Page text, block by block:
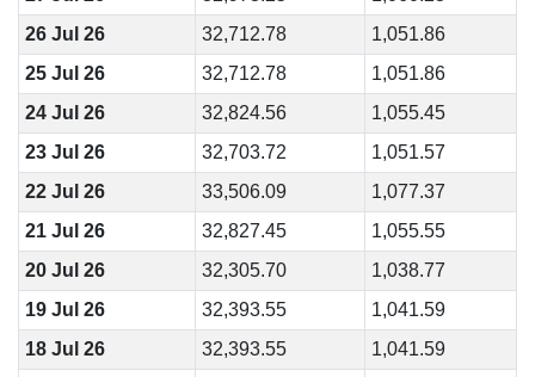
26 Jul 26
32,712.78
1,051.86
25 Jul 26
32,712.78
1,051.86
24 Jul 26
32,824.56
1,055.45
23 Jul 26
32,703.72
1,051.57
22 Jul 26
33,506.09
1,077.37
21 Jul 26
32,827.45
1,055.55
20 Jul 26
32,305.70
1,038.77
19 Jul 26
32,393.55
1,041.59
18 Jul 26
32,393.55
1,041.59